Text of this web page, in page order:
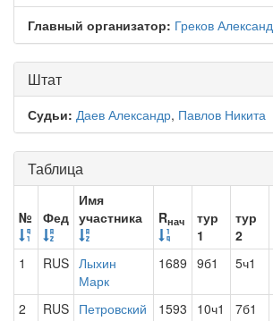
Главный организатор: Греков
Штат
Судьи: Даев Александр, Павлов Никита
Таблица
№ Фед
Имя
участника
Rнач
тур
1
тур
2
1
RUS Лыхин
Марк
1689 9б1 5ч1
2 RUS Петровский
1593 10ч1 7б1